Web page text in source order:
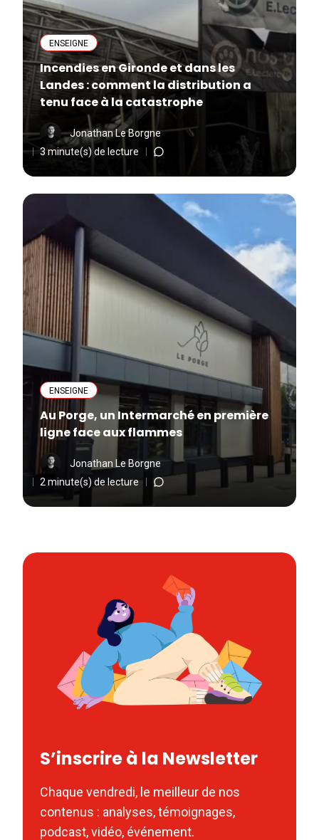
ENSEIGNE
Incendies en Gironde et dans les
Landes : comment la distribution a
tenu face à la catastrophe
Jonathan Le Borgne
3 minute(s) de lecture
ENSEIGNE
Au Porge, un Intermarché en première
ligne face aux flammes
Jonathan Le Borgne
2 minute(s) de lecture
S’inscrire à la Newsletter
Chaque vendredi, le meilleur de nos
contenus : analyses, témoignages,
podcast, vidéo, événement.